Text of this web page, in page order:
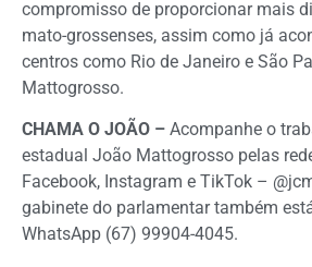
compromisso de proporcionar mais
mato-grossenses, assim como já
centros como Rio de Janeiro e São
Mattogrosso.
CHAMA O JOÃO – Acompanhe o
estadual João Mattogrosso pelas
Facebook, Instagram e TikTok –
gabinete do parlamentar também
WhatsApp (67) 99904-4045.